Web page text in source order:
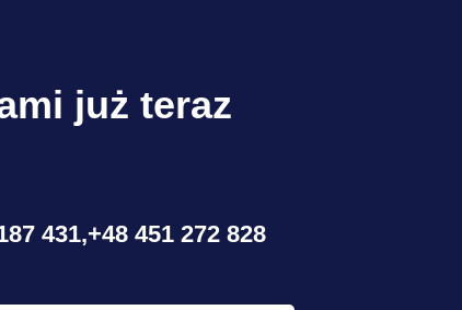
już teraz
431,+48 451 272 828